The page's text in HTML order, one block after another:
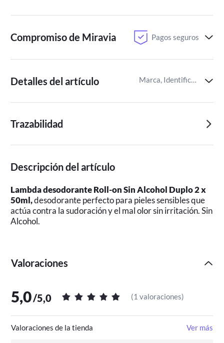
Compromiso de Miravia Pagos seguros
Detalles del artículo Marca, Identificador del artículo de Miravia
Trazabilidad
Descripción del artículo
Lambda desodorante Roll-on Sin Alcohol Duplo 2 x
50ml,desodorante perfecto para pieles sensibles que
actúa contra la sudoración y el mal olor sin irritación. Sin
Alcohol.
Valoraciones
5,0/5,0 (1 valoraciones)
Valoraciones de la tienda Ver más